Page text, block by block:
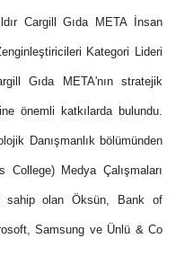
Cargill Gıda META İnsan
Kategori Lideri
Gıda META'nın stratejik
önemli katkılarda bulundu.
Danışmanlık bölümünden
Medya Çalışmaları
sahip olan Öksün, Bank of
Samsung ve Ünlü & Co